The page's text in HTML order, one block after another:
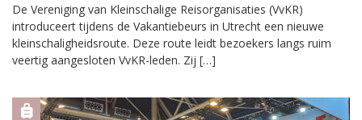
De Vereniging van Kleinschalige Reisorganisaties (VvKR)
introduceert tijdens de Vakantiebeurs in Utrecht een nieuwe
kleinschaligheidsroute. Deze route leidt bezoekers langs ruim
veertig aangesloten VvKR-leden. Zij […]